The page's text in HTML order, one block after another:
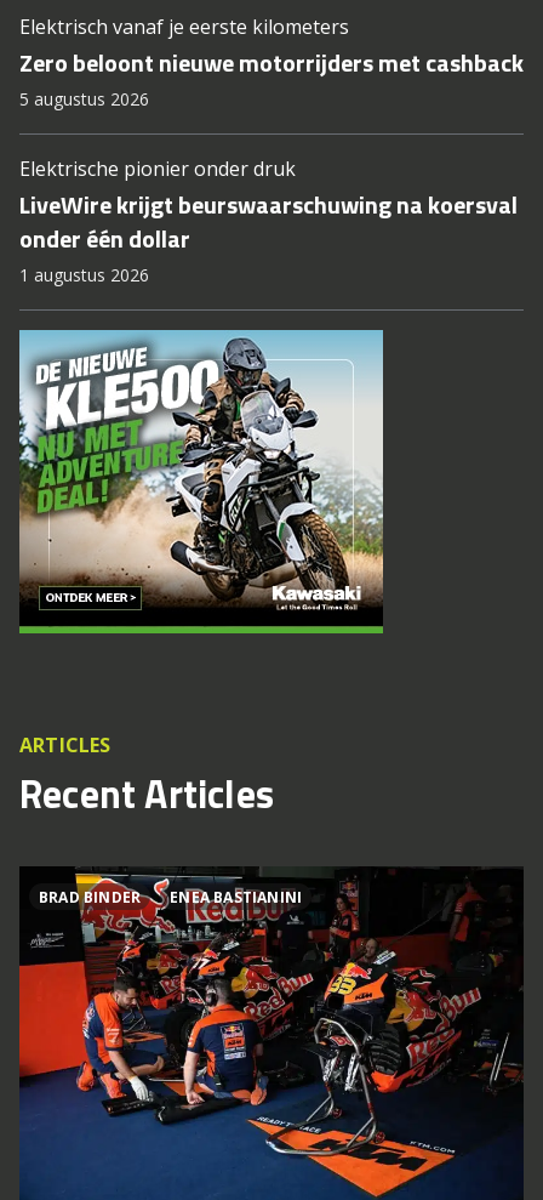
Elektrisch vanaf je eerste kilometers
Zero beloont nieuwe motorrijders met cashback
5 augustus 2026
Elektrische pionier onder druk
LiveWire krijgt beurswaarschuwing na koersval
onder één dollar
1 augustus 2026
ARTICLES
Recent Articles
BRAD BINDER ENEA BASTIANINI